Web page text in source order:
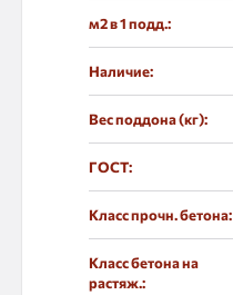
м2 в 1 подд.:
Наличие:
Вес поддона (кг):
ГОСТ:
Класс прочн. бетона:
Класс бетона на
растяж.: